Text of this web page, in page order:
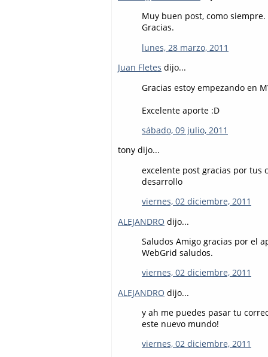
Muy buen post, como siempre.
Gracias.
lunes, 28 marzo, 2011
Juan Fletes dijo...
Gracias estoy empezando en
Excelente aporte :D
sábado, 09 julio, 2011
tony dijo...
excelente post gracias por tus
desarrollo
viernes, 02 diciembre, 2011
ALEJANDRO dijo...
Saludos Amigo gracias por el
WebGrid saludos.
viernes, 02 diciembre, 2011
ALEJANDRO dijo...
y ah me puedes pasar tu
este nuevo mundo!
viernes, 02 diciembre, 2011